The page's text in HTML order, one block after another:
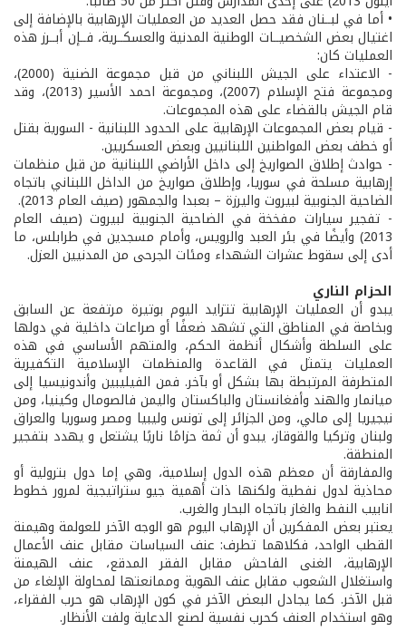
• أما في لبــنان فقد حصل العديد من العمليات الإرهابية بالإضافة إلى
اغتيال بعض الشخصيــات الوطنية المدنية والعسكــرية، فــإن أبــرز هذه
العمليات كان:
- الاعتداء على الجيش اللبناني من قبل مجموعة الضنية (2000)،
ومجموعة فتح الإسلام (2007)، ومجموعة احمد الأسير (2013)، وقد
قام الجيش بالقضاء على هذه المجموعات.
- قيام بعض المجموعات الإرهابية على الحدود اللبنانية - السورية بقتل
أو خطف بعض المواطنين اللبنانيين وبعض العسكريين.
- حوادث إطلاق الصواريخ إلى داخل الأراضي اللبنانية من قبل منظمات
إرهابية مسلحة في سوريا، وإطلاق صواريخ من الداخل اللبناني باتجاه
الضاحية الجنوبية لبيروت واليرزة – بعبدا والجمهور (صيف العام 2013).
- تفجير سيارات مفخخة في الضاحية الجنوبية لبيروت (صيف العام
2013) وأيضًا في بئر العبد والرويس، وأمام مسجدين في طرابلس، ما
أدى إلى سقوط عشرات الشهداء ومئات الجرحى من المدنيين العزل.
الحزام الناري
يبدو أن العمليات الإرهابية تتزايد اليوم بوتيرة مرتفعة عن السابق
وبخاصة في المناطق التي تشهد ضعفًا أو صراعات داخلية في دولها
على السلطة وأشكال أنظمة الحكم، والمتهم الأساسي في هذه
العمليات يتمثل في القاعدة والمنظمات الإسلامية التكفيرية
المتطرفة المرتبطة بها بشكل أو بآخر. فمن الفيليبين وأندونيسيا إلى
ميانمار والهند وأفغانستان والباكستان واليمن فالصومال وكينيا، ومن
نيجيريا إلى مالي، ومن الجزائر إلى تونس وليبيا ومصر وسوريا والعراق
ولبنان وتركيا والقوقاز، يبدو أن ثمة حزامًا ناريًا يشتعل و يهدد بتفجير
المنطقة.
والمفارقة أن معظم هذه الدول إسلامية، وهي إما دول بترولية أو
محاذية لدول نفطية ولكنها ذات أهمية جيو ستراتيجية لمرور خطوط
انابيب النفط والغاز باتجاه البحار والغرب.
يعتبر بعض المفكرين أن الإرهاب اليوم هو الوجه الآخر للعولمة وهيمنة
القطب الواحد، فكلاهما تطرف: عنف السياسات مقابل عنف الأعمال
الإرهابية، الغنى الفاحش مقابل الفقر المدقع، عنف الهيمنة
واستغلال الشعوب مقابل عنف الهوية وممانعتها لمحاولة الإلغاء من
قبل الآخر. كما يجادل البعض الآخر في كون الإرهاب هو حرب الفقراء،
وهو استخدام العنف كحرب نفسية لصنع الدعاية ولفت الأنظار.